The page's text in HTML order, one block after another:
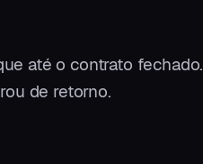
até o contrato fechado.
de retorno.